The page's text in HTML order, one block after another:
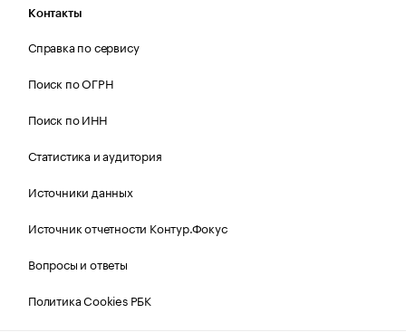
Контакты
Справка по сервису
Поиск по ОГРН
Поиск по ИНН
Статистика и аудитория
Источники данных
Источник отчетности Контур.Фокус
Вопросы и ответы
Политика Cookies РБК